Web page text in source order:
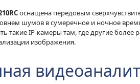
оснащена передовым
шумов в сумеречное и ночное
такие IP-камеры там, где другие более
изображения.